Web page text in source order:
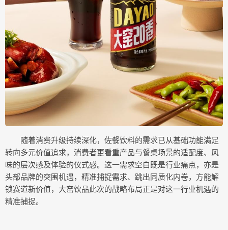
随着消费升级持续深化，佐餐饮料的需求已从基础功能满足
转向多元价值追求，消费者更看重产品与餐桌场景的适配度、风
味的层次感及体验的仪式感。这一需求空白既是行业痛点，亦是
头部品牌的突围机遇，精准捕捉需求、跳出同质化内卷，方能解
锁赛道新价值，大窑饮品此次的战略布局正是对这一行业机遇的
精准捕捉。